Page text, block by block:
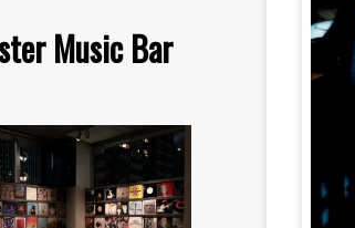
Music Bar